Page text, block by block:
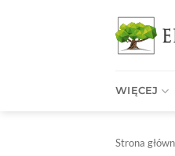
WIĘCEJ
Strona